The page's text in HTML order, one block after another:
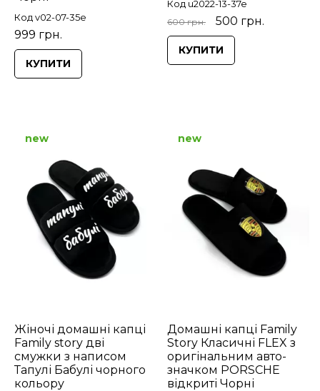
Код v02-07-35e
999 грн.
КУПИТИ
Код u2022-13-37e
600 грн. 500 грн.
КУПИТИ
Жіночі домашні капці
Family story дві
смужки з написом
Тапулі Бабулі чорного
кольору
new
Домашні капці Family
Story Класичні FLEX з
оригінальним авто-
значком PORSCHE
відкриті Чорні
new